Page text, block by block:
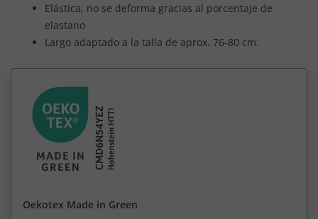
Elástica, no se deforma gracias al porcentaje de
elastano
Largo adaptado a la talla de aprox. 76-80 cm.
Oekotex Made in Green